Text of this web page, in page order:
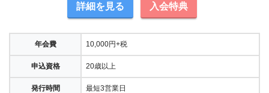
詳細を見る 入会特典
年会費 10,000円+税
申込資格 20歳以上
発行時間 最短3営業日